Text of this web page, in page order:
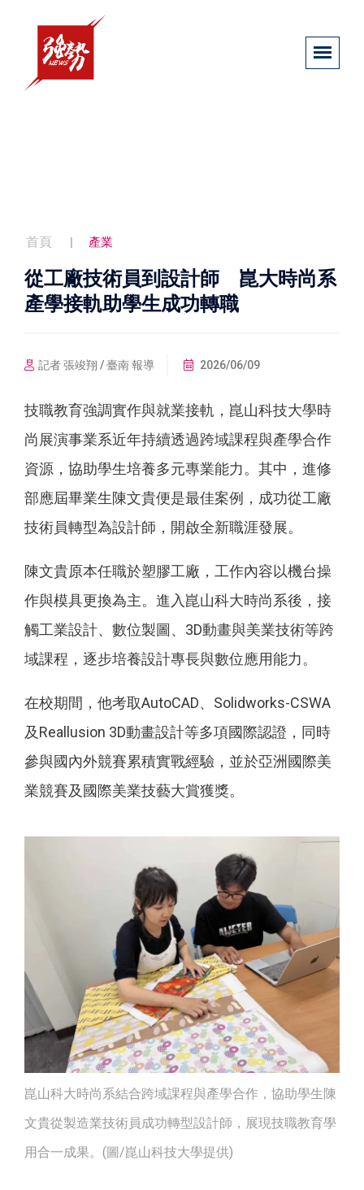
首頁 產業
從工廠技術員到設計師 崑大時尚系
產學接軌助學生成功轉職
記者 張竣翔 / 臺南 報導 2026/06/09
技職教育強調實作與就業接軌，崑山科技大學時
尚展演事業系近年持續透過跨域課程與產學合作
資源，協助學生培養多元專業能力。其中，進修
部應屆畢業生陳文貴便是最佳案例，成功從工廠
技術員轉型為設計師，開啟全新職涯發展。
陳文貴原本任職於塑膠工廠，工作內容以機台操
作與模具更換為主。進入崑山科大時尚系後，接
觸工業設計、數位製圖、3D動畫與美業技術等跨
域課程，逐步培養設計專長與數位應用能力。
在校期間，他考取AutoCAD、Solidworks-CSWA
及Reallusion 3D動畫設計等多項國際認證，同時
參與國內外競賽累積實戰經驗，並於亞洲國際美
業競賽及國際美業技藝大賞獲獎。
崑山科大時尚系結合跨域課程與產學合作，協助學生陳
文貴從製造業技術員成功轉型設計師，展現技職教育學
用合一成果。(圖/崑山科技大學提供)